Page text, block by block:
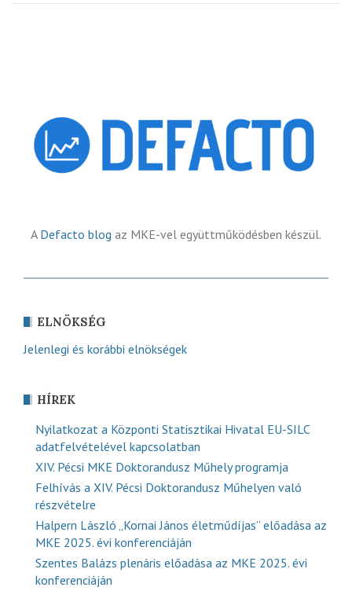
A Defacto blog az MKE-vel együttműködésben készül.
ELNÖKSÉG
Jelenlegi és korábbi elnökségek
HÍREK
Nyilatkozat a Központi Statisztikai Hivatal EU-SILC
adatfelvételével kapcsolatban
XIV. Pécsi MKE Doktorandusz Műhely programja
Felhívás a XIV. Pécsi Doktorandusz Műhelyen való
részvételre
Halpern László „Kornai János életműdíjas” előadása az
MKE 2025. évi konferenciáján
Szentes Balázs plenáris előadása az MKE 2025. évi
konferenciáján